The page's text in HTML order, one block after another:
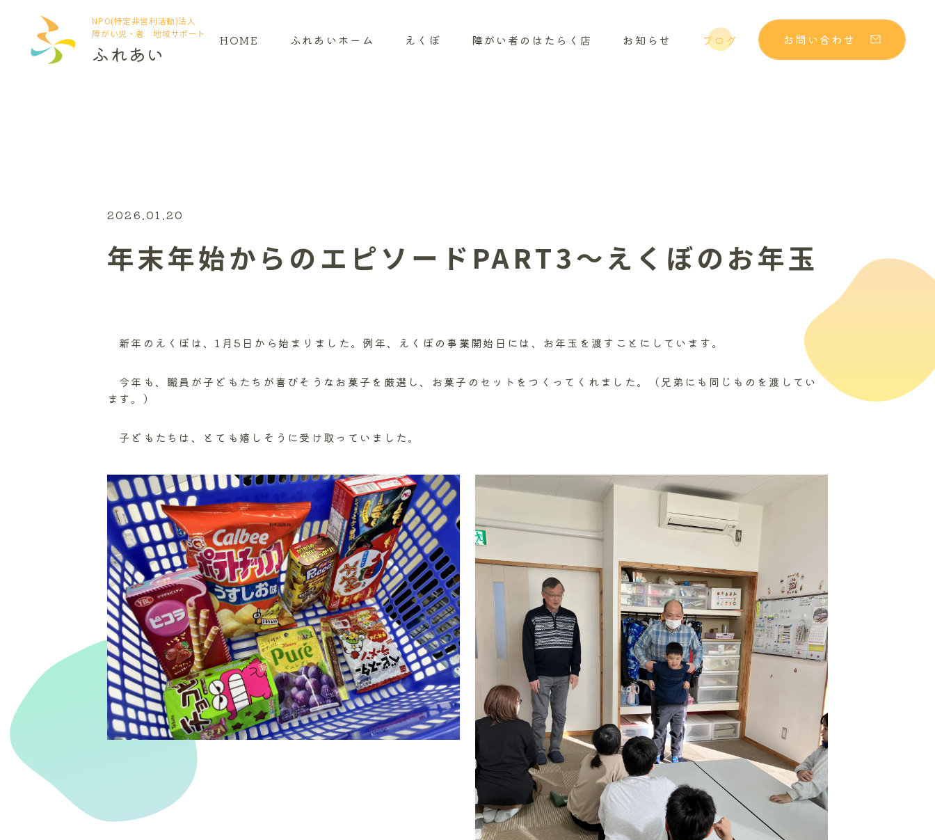
NPO(特定非営利活動)法人
障がい児・者 地域サポート
ふれあい
HOME ふれあいホーム えくぼ 障がい者のはたらく店 お知らせ ブログ お問い合わせ
2026.01.20
年末年始からのエピソードPART3～えくぼのお年玉
新年のえくぼは、1月5日から始まりました。例年、えくぼの事業開始日には、お年玉を渡すことにしています。
今年も、職員が子どもたちが喜びそうなお菓子を厳選し、お菓子のセットをつくってくれました。（兄弟にも同じものを渡してい
ます。）
子どもたちは、とても嬉しそうに受け取っていました。